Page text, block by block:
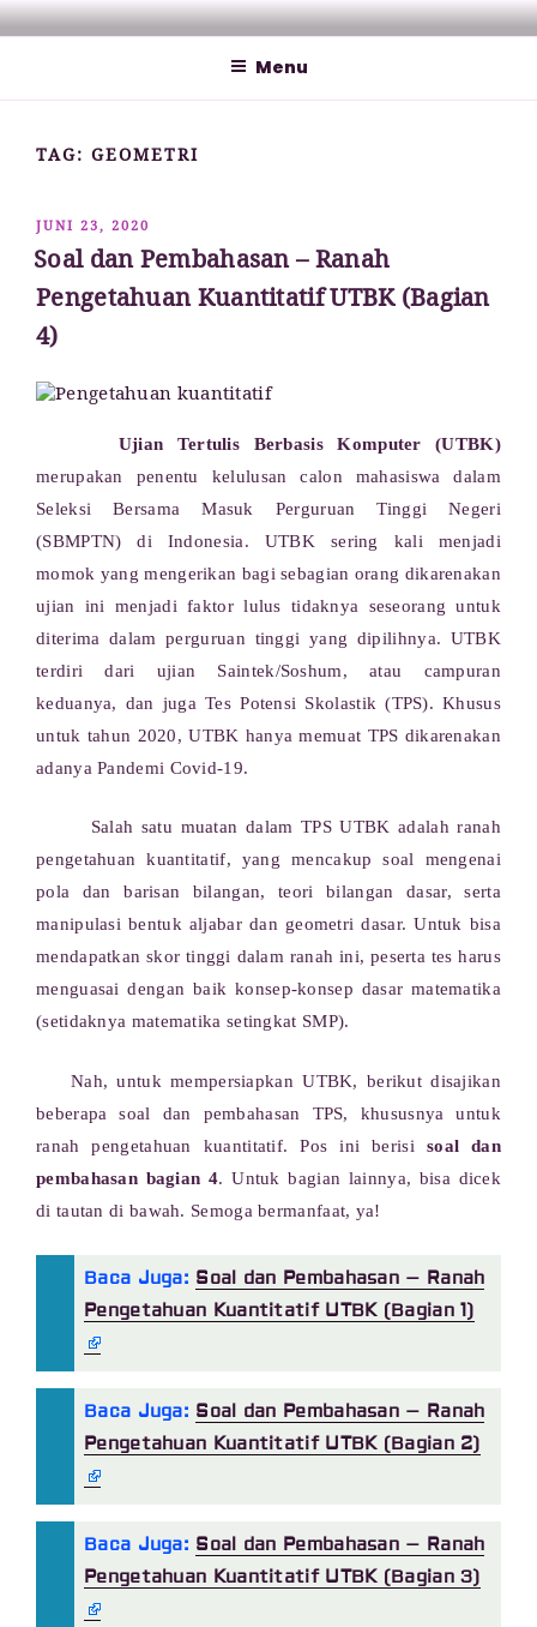
Lompat
ke MATHCYBER1997
Menu
TAG: GEOMETRI
DIPOSKAN
PADA
JUNI 23, 2020
Soal dan Pembahasan – Ranah
Pengetahuan Kuantitatif UTBK (Bagian
4)
Ujian Tertulis Berbasis Komputer (UTBK)
merupakan penentu kelulusan calon mahasiswa dalam
Seleksi Bersama Masuk Perguruan Tinggi Negeri
(SBMPTN) di Indonesia. UTBK sering kali menjadi
momok yang mengerikan bagi sebagian orang dikarenakan
ujian ini menjadi faktor lulus tidaknya seseorang untuk
diterima dalam perguruan tinggi yang dipilihnya. UTBK
terdiri dari ujian Saintek/Soshum, atau campuran
keduanya, dan juga Tes Potensi Skolastik (TPS). Khusus
untuk tahun 2020, UTBK hanya memuat TPS dikarenakan
adanya Pandemi Covid-19.
Salah satu muatan dalam TPS UTBK adalah ranah
pengetahuan kuantitatif, yang mencakup soal mengenai
pola dan barisan bilangan, teori bilangan dasar, serta
manipulasi bentuk aljabar dan geometri dasar. Untuk bisa
mendapatkan skor tinggi dalam ranah ini, peserta tes harus
menguasai dengan baik konsep-konsep dasar matematika
(setidaknya matematika setingkat SMP).
Nah, untuk mempersiapkan UTBK, berikut disajikan
beberapa soal dan pembahasan TPS, khususnya untuk
ranah pengetahuan kuantitatif. Pos ini berisi soal dan
pembahasan bagian 4. Untuk bagian lainnya, bisa dicek
di tautan di bawah. Semoga bermanfaat, ya!
Baca Juga: Soal dan Pembahasan – Ranah
Pengetahuan Kuantitatif UTBK (Bagian 1)
Baca Juga: Soal dan Pembahasan – Ranah
Pengetahuan Kuantitatif UTBK (Bagian 2)
Baca Juga: Soal dan Pembahasan – Ranah
Pengetahuan Kuantitatif UTBK (Bagian 3)